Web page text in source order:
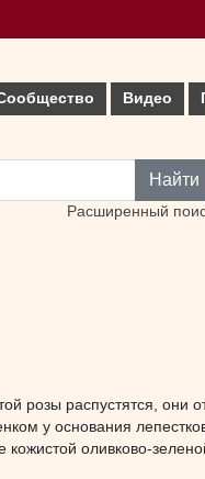
Видео
Найти
Расширенный
розы распустятся, они
у основания
оливково-